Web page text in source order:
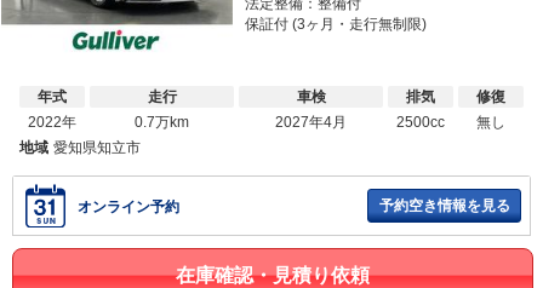
法定整備：整備付
保証付 (3ヶ月・走行無制限)
年式
2022年
走行
0.7万km
車検
2027年4月
排気
2500cc
修復
無し
地域 愛知県知立市
オンライン予約 予約空き情報を見る
在庫確認・見積り依頼